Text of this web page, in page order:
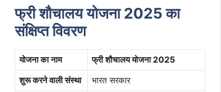
फ्री शौचालय योजना 2025 का
संक्षिप्त विवरण
योजना का नाम फ्री शौचालय योजना 2025
शुरू करने वाली संस्था भारत सरकार